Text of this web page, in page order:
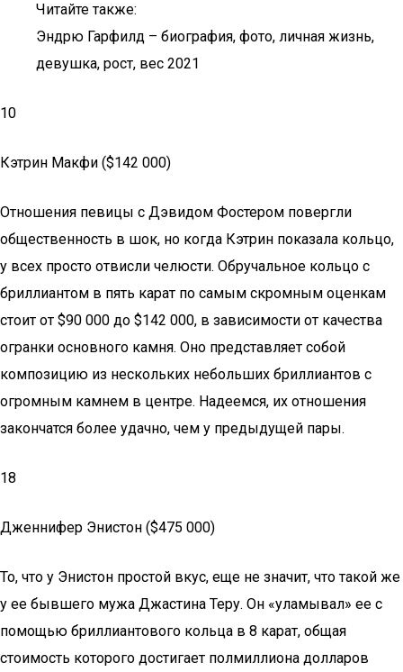
Читайте также:
Эндрю Гарфилд – биография, фото, личная жизнь,
девушка, рост, вес 2021
10
Кэтрин Макфи ($142 000)
Отношения певицы с Дэвидом Фостером повергли
общественность в шок, но когда Кэтрин показала кольцо,
у всех просто отвисли челюсти. Обручальное кольцо с
бриллиантом в пять карат по самым скромным оценкам
стоит от $90 000 до $142 000, в зависимости от качества
огранки основного камня. Оно представляет собой
композицию из нескольких небольших бриллиантов с
огромным камнем в центре. Надеемся, их отношения
закончатся более удачно, чем у предыдущей пары.
18
Дженнифер Энистон ($475 000)
То, что у Энистон простой вкус, еще не значит, что такой же
у ее бывшего мужа Джастина Теру. Он «уламывал» ее с
помощью бриллиантового кольца в 8 карат, общая
стоимость которого достигает полмиллиона долларов